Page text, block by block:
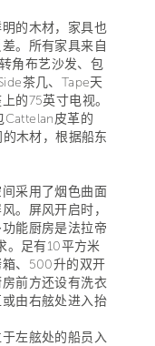
的木材，家具也
。所有家具来自
角布艺沙发、包
茶几、Tape天
的75英寸电视。
Cattelan皮革的
木材，根据船东
采用了烟色曲面
。屏风开启时，
能厨房是法拉帝
。足有10平方米
、500升的双开
前方还设有洗衣
由右舷处进入抬
左舷处的船员入